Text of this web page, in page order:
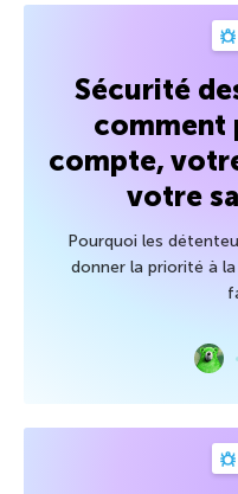
Sécurité
comment
compte,
votre
Pourquoi les
donner la priorité à